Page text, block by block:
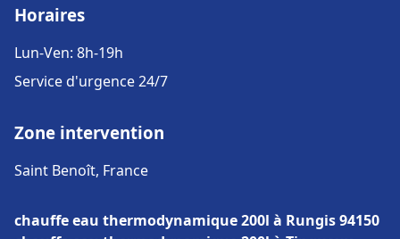
Horaires
Lun-Ven: 8h-19h
Service d'urgence 24/7
Zone intervention
Saint Benoît, France
chauffe eau thermodynamique 200l à Rungis 94150